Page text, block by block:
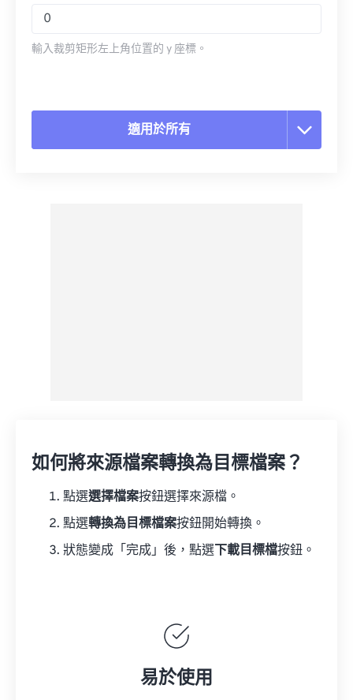
輸入裁剪矩形左上角位置的 y 座標。
適用於所有
如何將來源檔案轉換為目標檔案？
點選選擇檔案按鈕選擇來源檔。
點選轉換為目標檔案按鈕開始轉換。
狀態變成「完成」後，點選 下載目標檔按鈕。
易於使用